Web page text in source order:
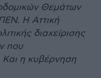
Θεμάτων
Η Αττική
διαχείρισης
που
Και η κυβέρνηση